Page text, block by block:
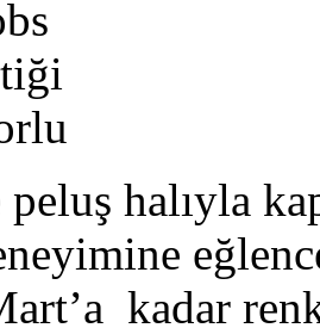
peluş halıyla
kadar